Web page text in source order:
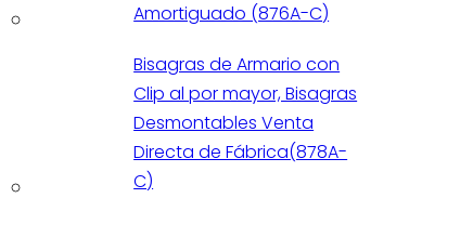
Amortiguado (876A-C)
Bisagras de Armario con
Clip al por mayor, Bisagras
Desmontables Venta
Directa de Fábrica(878A-
C)